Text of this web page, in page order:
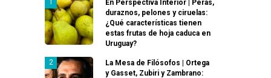
En Perspectiva Interior | Peras,
duraznos, pelones y ciruelas:
¿Qué características tienen
estas frutas de hoja caduca en
Uruguay?
La Mesa de Filósofos | Ortega
y Gasset, Zubiri y Zambrano: